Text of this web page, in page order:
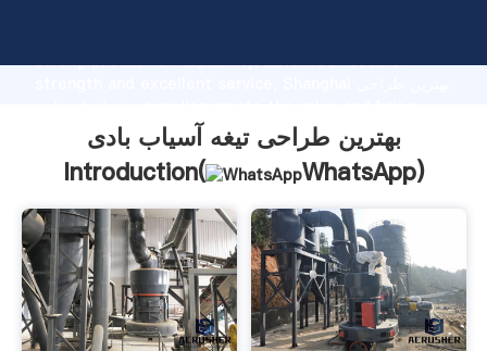
strong production capability, advanced research
values to all of customers.
بهترین طراحی تیغه آسیاب بادی
Introduction(
WhatsApp)